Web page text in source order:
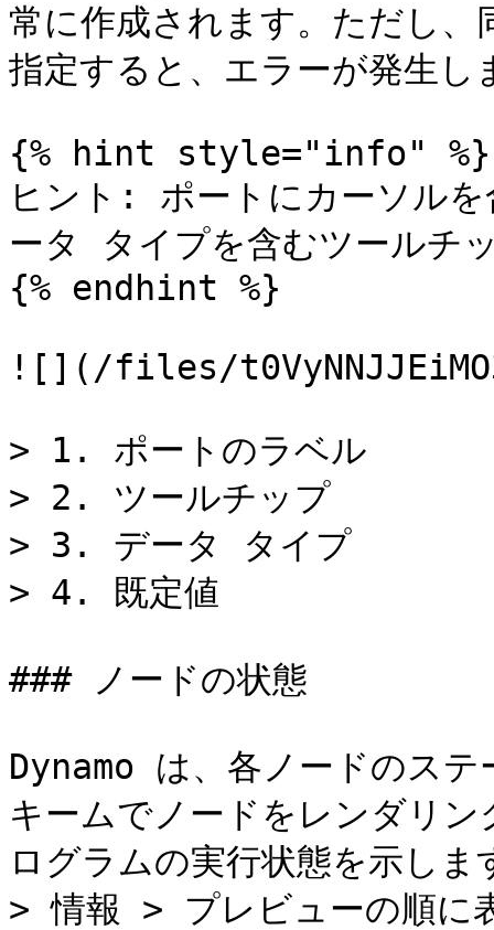
常に作成されます。ただし
指定すると、エラーが発生し
{% hint style="info" %}
ヒント: ポートにカーソル
ータ タイプを含むツールチ
{% endhint %}
![](/files/
> 1. ポートのラベル
> 2. ツールチップ
> 3. データ タイプ
> 4. 既定値
### ノードの状態
Dynamo は、各ノードのス
キームでノードをレンダリ
ログラムの実行状態を示し
> 情報 > プレビューの順に